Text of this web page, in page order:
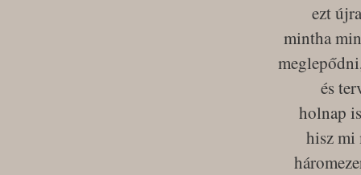
ezt
mintha
és
holnap
hisz mi